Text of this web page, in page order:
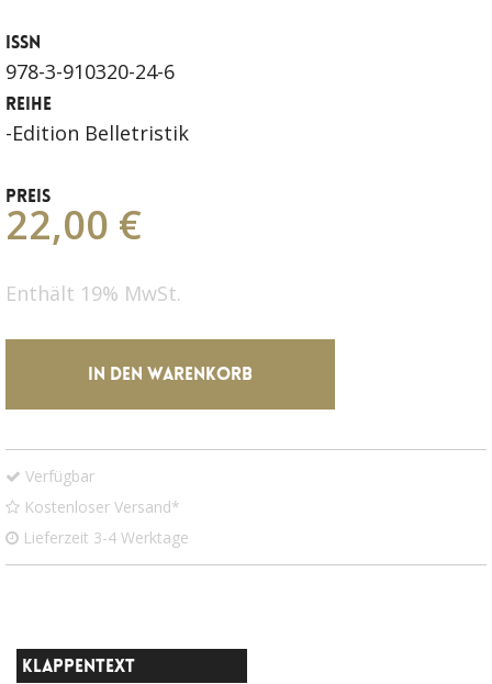
ISSN
978-3-910320-24-6
REIHE
-Edition Belletristik
PREIS
22,00 €
Enthält 19% MwSt.
IN DEN WARENKORB
Verfügbar
Kostenloser Versand*
Lieferzeit 3-4 Werktage
KLAPPENTEXT